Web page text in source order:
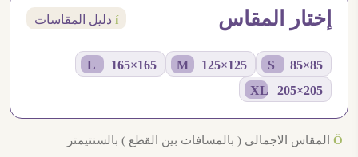
إختار المقاس í دليل المقاسات
85×85 S
125×125 M
165×165 L
205×205 XL
Ö المقاس الاجمالى ( بالمسافات بين القطع ) بالسنتيمتر